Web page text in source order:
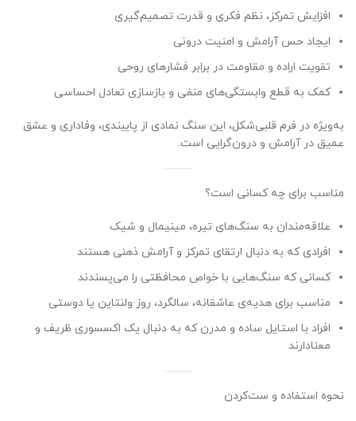
افزایش تمرکز، نظم فکری و قدرت تصمیم‌گیری
ایجاد حس آرامش و امنیت درونی
تقویت اراده و مقاومت در برابر فشارهای روحی
کمک به قطع وابستگی‌های منفی و بازسازی تعادل احساسی
به‌ویژه در فرم قلبی‌شکل، این سنگ نمادی از پایبندی، وفاداری و عشق
عمیق در آرامش و درون‌گرایی است.
مناسب برای چه کسانی است؟
علاقه‌مندان به سنگ‌های تیره، مینیمال و شیک
افرادی که به دنبال ارتقای تمرکز و آرامش ذهنی هستند
کسانی که سنگ‌هایی با خواص محافظتی را می‌پسندند
مناسب برای هدیه‌ی عاشقانه، سالگرد، روز ولنتاین یا دوستی
افراد با استایل ساده و مدرن که به دنبال یک اکسسوری ظریف و
معنادارند
نحوه استفاده و ست‌کردن